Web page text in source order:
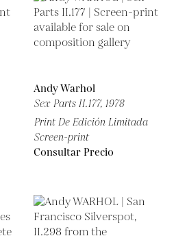
Andy Warhol
Sex Parts II.177, 1978
Print De Edición Limitada
Screen-print
Consultar Precio